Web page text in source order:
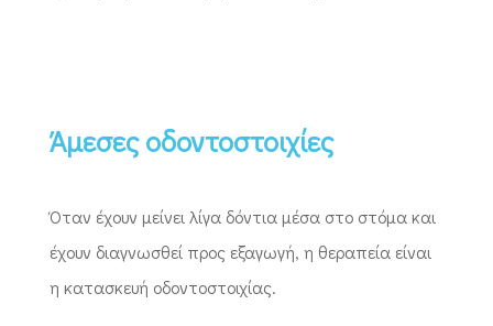
Άμεσες οδοντοστοιχίες
Όταν έχουν μείνει λίγα δόντια μέσα στο στόμα και
έχουν διαγνωσθεί προς εξαγωγή, η θεραπεία είναι
η κατασκευή οδοντοστοιχίας.